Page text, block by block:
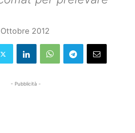
2012
- Pubblicità -